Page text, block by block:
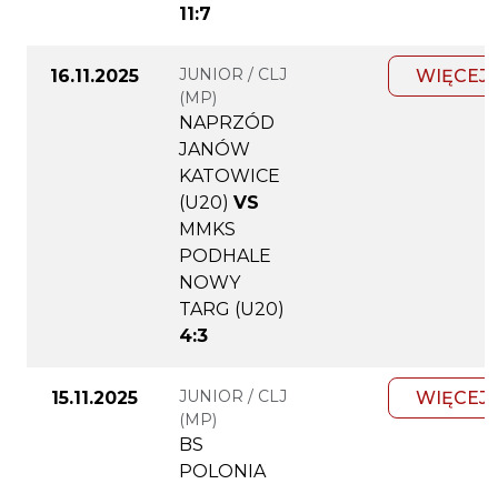
11:7
16.11.2025
JUNIOR / CLJ
(MP)
NAPRZÓD
JANÓW
KATOWICE
(U20) VS
MMKS
PODHALE
NOWY
TARG (U20)
4:3
WIĘCEJ
15.11.2025
JUNIOR / CLJ
(MP)
BS
POLONIA
WIĘCEJ